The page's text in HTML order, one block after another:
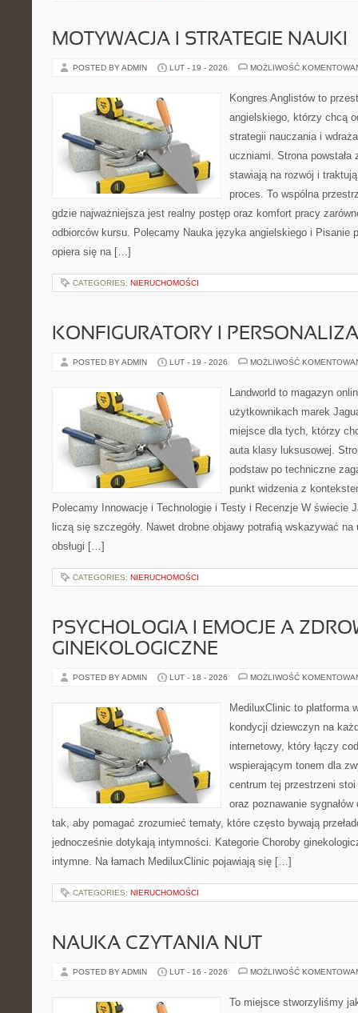
MOTYWACJA I STRATEGIE NAUKI
POSTED BY ADMIN LUT - 19 - 2026 MOŻLIWOŚĆ
Kongres Anglistów to
angielskiego, którzy chcą
strategii nauczania i
uczniami. Strona
stawiają na rozwój i
proces. To wspólna
gdzie najważniejsza jest realny postęp oraz komfort pracy
odbiorców kursu. Polecamy Nauka języka angielskiego i Pisanie
opiera się na […]
CATEGORIES: NIERUCHOMOŚCI
KONFIGURATORY I
POSTED BY ADMIN LUT - 19 - 2026 MOŻLIWOŚĆ
Landworld to magazyn
użytkownikach marek
miejsce dla tych, którzy
auta klasy luksusowej.
podstaw po techniczne
punkt widzenia z
Polecamy Innowacje i Technologie i Testy i Recenzje W świecie
liczą się szczegóły. Nawet drobne objawy potrafią wskazywać
obsługi […]
CATEGORIES: NIERUCHOMOŚCI
PSYCHOLOGIA I EMOCJE A
GINEKOLOGICZNE
POSTED BY ADMIN LUT - 18 - 2026 MOŻLIWOŚĆ
MediluxClinic to platforma
kondycji dziewczyn na
internetowy, który łączy
wspierającym tonem dla
centrum tej przestrzeni
oraz poznawanie
tak, aby pomagać zrozumieć tematy, które często bywają
jednocześnie dotykają intymności. Kategorie Choroby
intymne. Na łamach MediluxClinic pojawiają się […]
CATEGORIES: NIERUCHOMOŚCI
NAUKA CZYTANIA NUT
POSTED BY ADMIN LUT - 16 - 2026 MOŻLIWOŚĆ
To miejsce stworzyliśmy